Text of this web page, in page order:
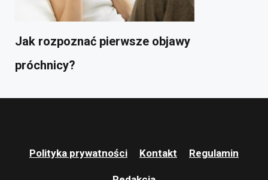
Jak rozpoznać pierwsze objawy
próchnicy?
Polityka prywatności Kontakt Regulamin